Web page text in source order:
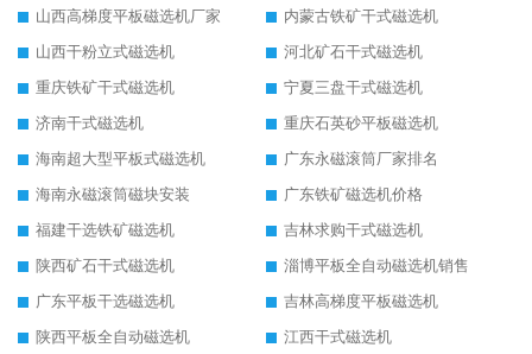
山西高梯度平板磁选机厂家
内蒙古铁矿干式磁选机
山西干粉立式磁选机
河北矿石干式磁选机
重庆铁矿干式磁选机
宁夏三盘干式磁选机
济南干式磁选机
重庆石英砂平板磁选机
海南超大型平板式磁选机
广东永磁滚筒厂家排名
海南永磁滚筒磁块安装
广东铁矿磁选机价格
福建干选铁矿磁选机
吉林求购干式磁选机
陕西矿石干式磁选机
淄博平板全自动磁选机销售
广东平板干选磁选机
吉林高梯度平板磁选机
陕西平板全自动磁选机
江西干式磁选机